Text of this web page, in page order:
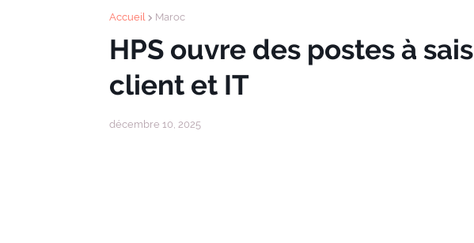
Accueil Maroc
HPS ouvre des postes à
client et IT
décembre 10, 2025